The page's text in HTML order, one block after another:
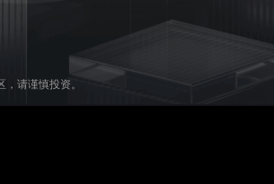
请谨慎投资。